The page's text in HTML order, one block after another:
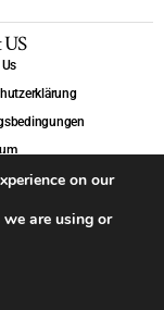
on our
are using or